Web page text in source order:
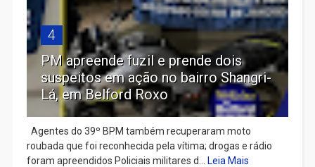
4
PM apreende fuzil e prende dois
suspeitos em ação no bairro Shangri-
Lá, em Belford Roxo
Agentes do 39º BPM também recuperaram moto
roubada que foi reconhecida pela vítima; drogas e rádio
foram apreendidos Policiais militares d...
Leia Mais